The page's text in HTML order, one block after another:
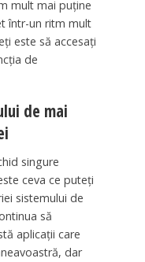
mult mai puține
într-un ritm mult
este să accesați
de
de mai
singure
ceva ce puteți
sistemului de
să
aplicații care
dar